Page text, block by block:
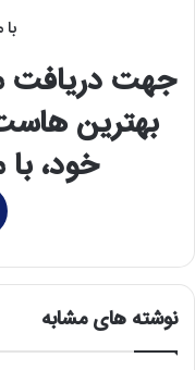
جهت دریافت
بهترین
خود،
نوشته های مشابه